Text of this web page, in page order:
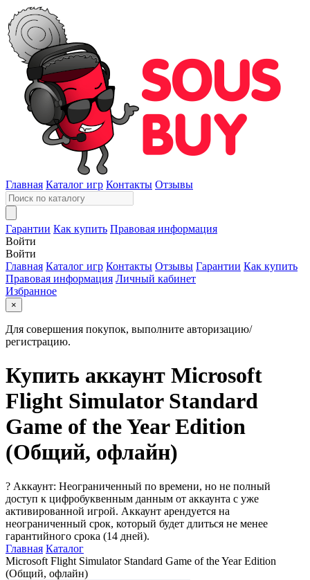
Главная Каталог игр Контакты Отзывы
Гарантии Как купить Правовая информация
Войти
Войти
Главная Каталог игр Контакты Отзывы Гарантии Как купить
Правовая информация Личный кабинет
Избранное
×
Для совершения покупок, выполните авторизацию/
регистрацию.
Купить аккаунт Microsoft
Flight Simulator Standard
Game of the Year Edition
(Общий, офлайн)
? Аккаунт: Неограниченный по времени, но не полный
доступ к цифробуквенным данным от аккаунта с уже
активированной игрой. Аккаунт арендуется на
неограниченный срок, который будет длиться не менее
гарантийного срока (14 дней).
Главная Каталог
Microsoft Flight Simulator Standard Game of the Year Edition
(Общий, офлайн)